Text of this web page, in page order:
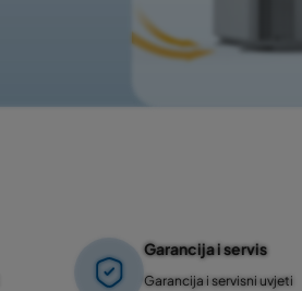
Garancija i servis
Garancija i servisni uvjeti